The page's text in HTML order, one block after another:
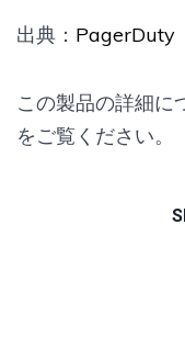
出典： PagerDuty
この製品の詳細に
をご覧ください。